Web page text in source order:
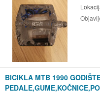
BICIKLA MTB 1990